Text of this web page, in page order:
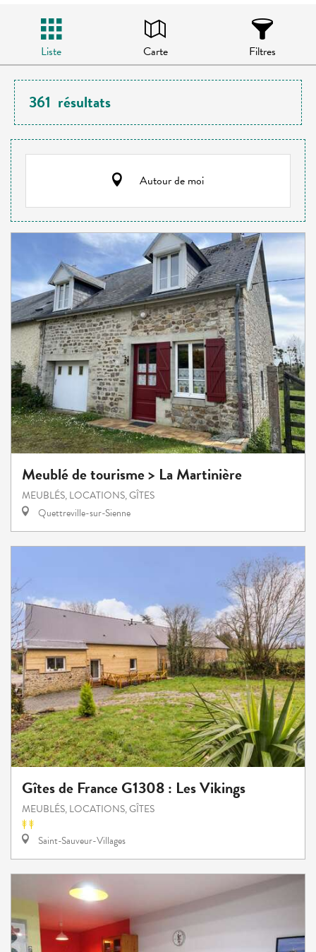
Liste Carte Filtres
361 résultats
Autour de moi
Meublé de tourisme > La Martinière
MEUBLÉS, LOCATIONS, GÎTES
Quettreville-sur-Sienne
Gîtes de France G1308 : Les Vikings
MEUBLÉS, LOCATIONS, GÎTES
Saint-Sauveur-Villages